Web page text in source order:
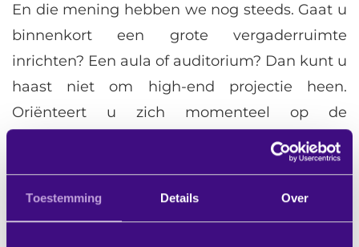
Toestemming Details Over
En die mening hebben we nog steeds. Gaat u
binnenkort een grote vergaderruimte
inrichten? Een aula of auditorium? Dan kunt u
haast niet om high-end projectie heen.
Oriënteert u zich momenteel op de
nieuwbouw of upgrade van uw collegezalen,
raadzaal of theater? Ook dan is high-end
projectie een serieuze optie, die u eigenlijk